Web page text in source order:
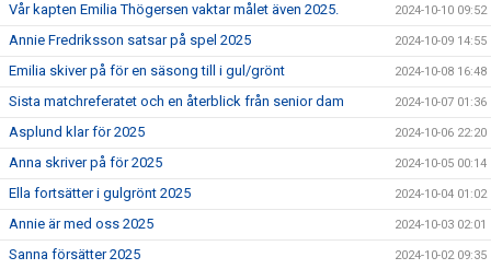
Vår kapten Emilia Thögersen vaktar målet även 2025. 2024-10-10 09:52
Annie Fredriksson satsar på spel 2025 2024-10-09 14:55
Emilia skiver på för en säsong till i gul/grönt 2024-10-08 16:48
Sista matchreferatet och en återblick från senior dam 2024-10-07 01:36
Asplund klar för 2025 2024-10-06 22:20
Anna skriver på för 2025 2024-10-05 00:14
Ella fortsätter i gulgrönt 2025 2024-10-04 01:02
Annie är med oss 2025 2024-10-03 02:01
Sanna försätter 2025 2024-10-02 09:35